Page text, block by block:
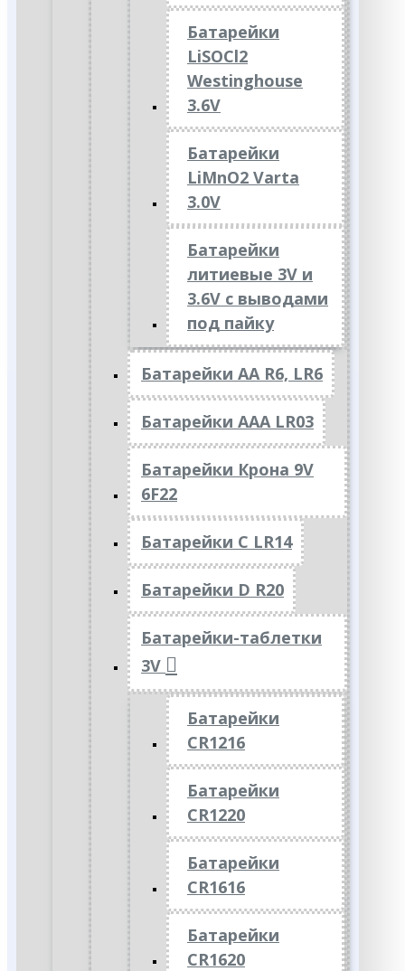
Батарейки
LiSOCl2
Westinghouse
3.6V
Батарейки
LiMnO2 Varta
3.0V
Батарейки
литиевые 3V и
3.6V с выводами
под пайку
Батарейки АА R6, LR6
Батарейки АAА LR03
Батарейки Крона 9V
6F22
Батарейки C LR14
Батарейки D R20
Батарейки-таблетки
3V
Батарейки
CR1216
Батарейки
CR1220
Батарейки
CR1616
Батарейки
CR1620